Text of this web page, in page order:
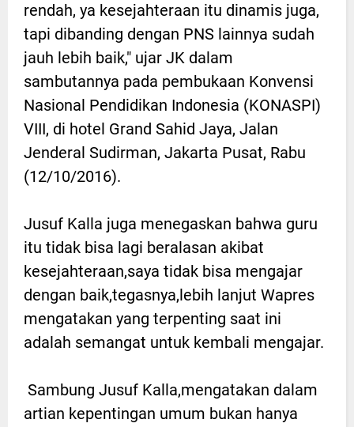
rendah, ya kesejahteraan itu dinamis juga,
tapi dibanding dengan PNS lainnya sudah
jauh lebih baik," ujar JK dalam
sambutannya pada pembukaan Konvensi
Nasional Pendidikan Indonesia (KONASPI)
VIII, di hotel Grand Sahid Jaya, Jalan
Jenderal Sudirman, Jakarta Pusat, Rabu
(12/10/2016).
Jusuf Kalla juga menegaskan bahwa guru
itu tidak bisa lagi beralasan akibat
kesejahteraan,saya tidak bisa mengajar
dengan baik,tegasnya,lebih lanjut Wapres
mengatakan yang terpenting saat ini
adalah semangat untuk kembali mengajar.
Sambung Jusuf Kalla,mengatakan dalam
artian kepentingan umum bukan hanya